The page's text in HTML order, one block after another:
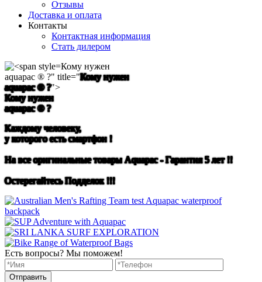
Отзывы
Доставка и оплата
Контакты
Контактная информация
Стать дилером
Кому нужен
aquapac ® ?" title="Кому нужен
aquapac ® ?">
Кому нужен
aquapac ® ?
Каждому человеку,
у которого есть смартфон !
На все оригинальные товары Aquapac - Гарантия 5 лет !!
Остерегайтесь Подделок !!!
Есть вопросы? Мы поможем!
Отправить